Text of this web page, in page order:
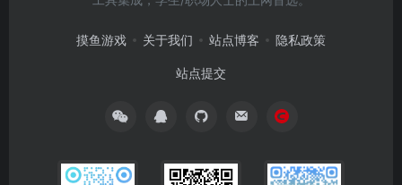
摸鱼游戏 关于我们 站点博客 隐私政策
站点提交